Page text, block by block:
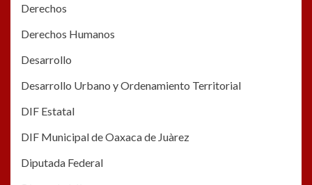
Derechos
Derechos Humanos
Desarrollo
Desarrollo Urbano y Ordenamiento Territorial
DIF Estatal
DIF Municipal de Oaxaca de Juàrez
Diputada Federal